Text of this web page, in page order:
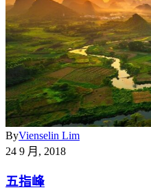
ByVienselin Lim
24 9 月, 2018
五指峰